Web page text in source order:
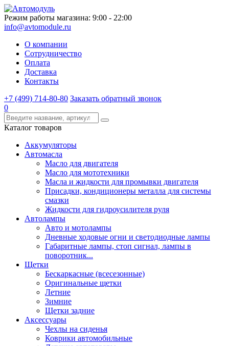
Режим работы магазина: 9:00 - 22:00
info@avtomodule.ru
О компании
Сотрудничество
Оплата
Доставка
Контакты
+7 (499) 714-80-80 Заказать обратный звонок
0
Каталог товаров
Аккумуляторы
Автомасла
Масло для двигателя
Масло для мототехники
Масла и жидкости для промывки двигателя
Присадки, кондиционеры металла для системы
смазки
Жидкости для гидроусилителя руля
Автолампы
Авто и мотолампы
Дневные ходовые огни и светодиодные лампы
Габаритные лампы, стоп сигнал, лампы в
поворотник...
Щетки
Бескаркасные (всесезонные)
Оригинальные щетки
Летние
Зимние
Щетки задние
Аксессуары
Чехлы на сиденья
Коврики автомобильные